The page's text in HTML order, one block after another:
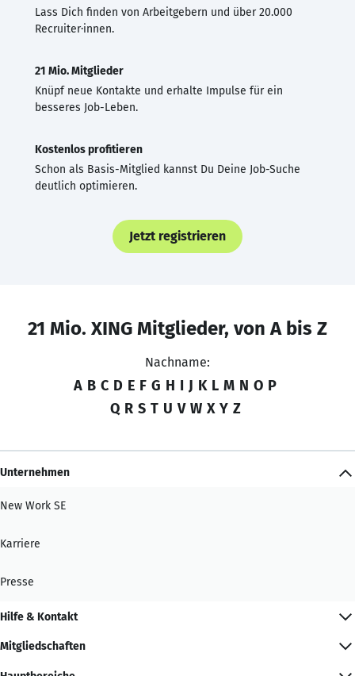
Lass Dich finden von Arbeitgebern und über 20.000
Recruiter·innen.
21 Mio. Mitglieder
Knüpf neue Kontakte und erhalte Impulse für ein
besseres Job-Leben.
Kostenlos profitieren
Schon als Basis-Mitglied kannst Du Deine Job-Suche
deutlich optimieren.
Jetzt registrieren
21 Mio. XING Mitglieder, von A bis Z
Nachname:
A B C D E F G H I J K L M N O P
Q R S T U V W X Y Z
Unternehmen
New Work SE
Karriere
Presse
Hilfe & Kontakt
Mitgliedschaften